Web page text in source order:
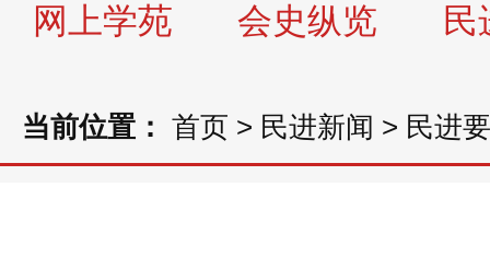
网上学苑
会史纵览 民
当前位置： 首页 > 民进新闻 > 民进